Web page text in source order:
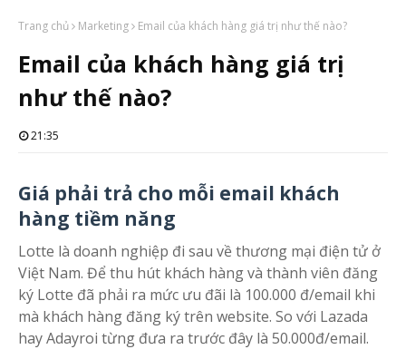
Trang chủ Marketing Email của khách hàng giá trị như thế nào?
Email của khách hàng giá trị
như thế nào?
21:35
Giá phải trả cho mỗi email khách
hàng tiềm năng
Lotte là doanh nghiệp đi sau về thương mại điện tử ở
Việt Nam. Để thu hút khách hàng và thành viên đăng
ký Lotte đã phải ra mức ưu đãi là 100.000 đ/email khi
mà khách hàng đăng ký trên website. So với Lazada
hay Adayroi từng đưa ra trước đây là 50.000đ/email.